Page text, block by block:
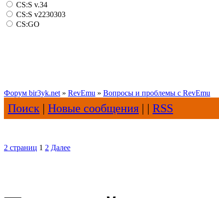
CS:S v.34
CS:S v2230303
CS:GO
Форум bir3yk.net » RevEmu » Вопросы и проблемы с RevEmu
Поиск | Новые сообщения | | RSS
2 страниц 1 2 Далее